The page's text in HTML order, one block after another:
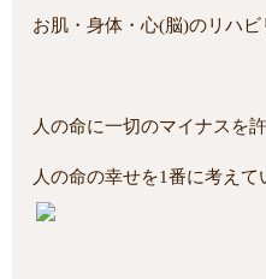
お肌・身体・心(脳)のリハ
人の命に一切のマイナスを許
人の命の幸せを1番に考え